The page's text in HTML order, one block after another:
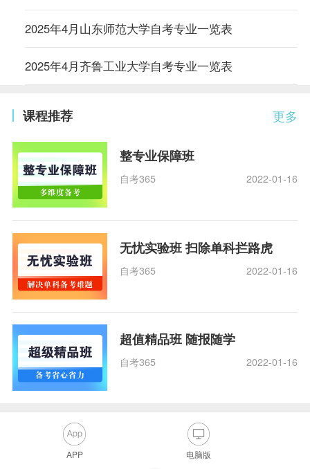
2025年4月山东师范大学自考专业一览表
2025年4月齐鲁工业大学自考专业一览表
更多
课程推荐
整专业保障班
自考365 2022-01-16
无忧实验班 扫除单科拦路虎
自考365 2022-01-16
超值精品班 随报随学
自考365 2022-01-16
APP 电脑版